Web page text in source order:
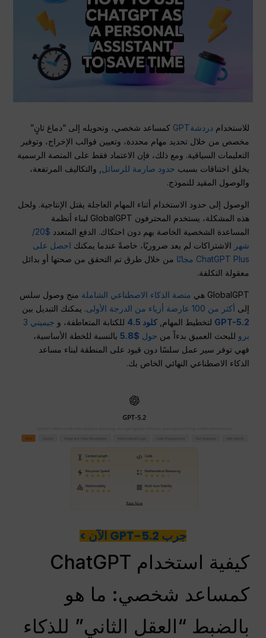
للاستخدامدردشةGPT
كمساعد شخصي، وتحويله إلى “دماغ ثانٍ”
مخصص من خلال تحديد مهام محددة، وتعيين قوالب الإخراج، وتوفير
التعليمات السياقية. ومع ذلك، فإن الاعتماد فقط على المنصة الرسمية
يخلق اختناقات بسبب حدود صارمة للرسائل , والتكاليف المرتفعة،
والوصول المقيد للنموذج.
الوصول إلى حدود الاستخدام أثناء المهام العاجلة يقتل الإنتاجية. ولحل
هذه المشكلة، يستخدم المحترفون GlobalGPT لبناء أنظمة
المساعدة الشخصية الخاصة بهم دون احتكاك. الدفع المتعدد
$20/
شهر الاشتراكات لم يعد ضروريًا، خاصةً عندما يمكنك احصل على
ChatGPT Plus مجانًا
من خلال طرق تم التحقق من صحتها أو بدائل
معقولة التكلفة.
GlobalGPT هي منصة الذكاء الاصطناعي الشاملة منح وصول سلس
إلى أكثر من 100 عارضة أزياء من الدرجة الأولى
. يمكنك التبديل بين
GPT-5.2 لتخطيط المهام,كلود 4.5 للكتابة المتعاطفة، و
جيميني 3
برو للبحث العميق بدءاً من حول $5.8
بالنسبة للخطة الأساسية،
فهي توفر سير عمل سلسًا دون قيود على المنطقة لبناء مساعد
الذكاء الاصطناعي النهائي الخاص بك.
جرب GPT-5.2 الآن >
كيفية استخدام ChatGPT
كمساعد شخصي: ما هو
بالضبط “العقل الثاني” للذكاء